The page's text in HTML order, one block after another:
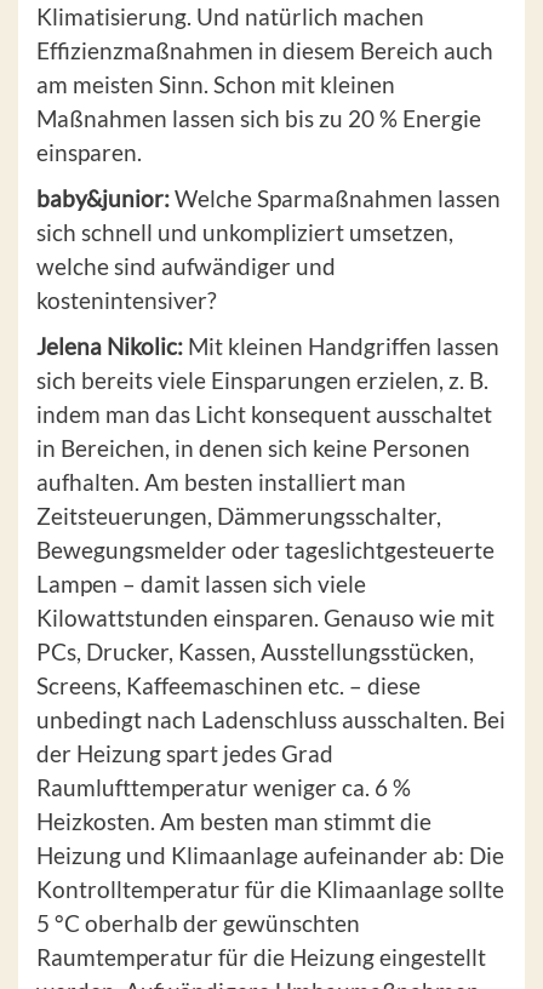
Klimatisierung. Und natürlich machen
Effizienzmaßnahmen in diesem Bereich auch
am meisten Sinn. Schon mit kleinen
Maßnahmen lassen sich bis zu 20 % Energie
einsparen.
baby&junior:Welche Sparmaßnahmen lassen
sich schnell und unkompliziert umsetzen,
welche sind aufwändiger und
kostenintensiver?
Jelena Nikolic: Mit kleinen Handgriffen lassen
sich bereits viele Einsparungen erzielen, z. B.
indem man das Licht konsequent ausschaltet
in Bereichen, in denen sich keine Personen
aufhalten. Am besten installiert man
Zeitsteuerungen, Dämmerungsschalter,
Bewegungsmelder oder tageslichtgesteuerte
Lampen – damit lassen sich viele
Kilowattstunden einsparen. Genauso wie mit
PCs, Drucker, Kassen, Ausstellungsstücken,
Screens, Kaffeemaschinen etc. – diese
unbedingt nach Ladenschluss ausschalten. Bei
der Heizung spart jedes Grad
Raumlufttemperatur weniger ca. 6 %
Heizkosten. Am besten man stimmt die
Heizung und Klimaanlage aufeinander ab: Die
Kontrolltemperatur für die Klimaanlage sollte
5 °C oberhalb der gewünschten
Raumtemperatur für die Heizung eingestellt